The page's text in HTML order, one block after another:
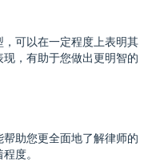
可以在一定程度上表明其
，有助于您做出更明智的
助您更全面地了解律师的
度。